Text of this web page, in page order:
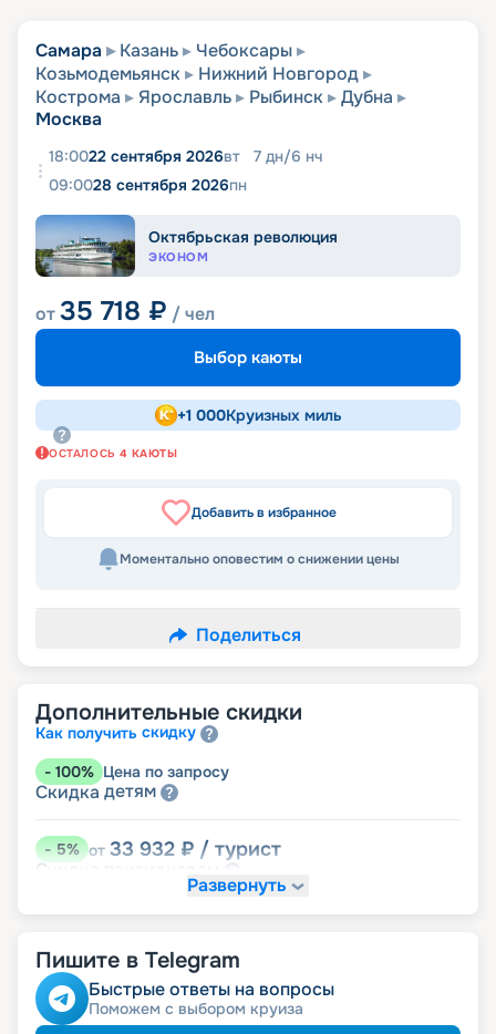
Самара Казань
Чебоксары
Козьмодемьянск
Нижний Новгород
Кострома
Ярославль Рыбинск
Дубна
Москва
18:0022 сентября 2026вт 7 дн/6 нч
09:0028 сентября 2026пн
Октябрьская революция
ЭКОНОМ
от35 718 ₽ / чел
Выбор каюты
+1 000Круизных миль
ОСТАЛОСЬ 4 КАЮТЫ
Добавить в избранное
Моментально оповестим о снижении цены
Поделиться
Дополнительные скидки
Как получить скидку
- 100% Цена по запросу
Скидка детям
-5% от 33 932 ₽ / турист
Скидка
Развернуть
Пишите в Telegram
Быстрые ответы на вопросы
Поможем с выбором круиза